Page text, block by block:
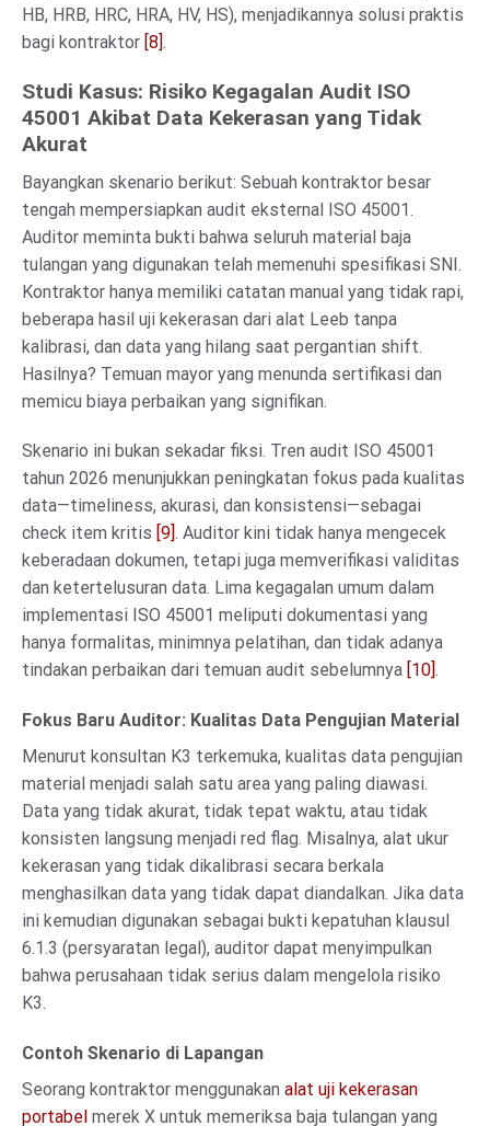
HB, HRB, HRC, HRA, HV, HS), menjadikannya solusi praktis
bagi kontraktor [8] .
Studi Kasus: Risiko Kegagalan Audit ISO
45001 Akibat Data Kekerasan yang Tidak
Akurat
Bayangkan skenario berikut: Sebuah kontraktor besar
tengah mempersiapkan audit eksternal ISO 45001.
Auditor meminta bukti bahwa seluruh material baja
tulangan yang digunakan telah memenuhi spesifikasi SNI.
Kontraktor hanya memiliki catatan manual yang tidak rapi,
beberapa hasil uji kekerasan dari alat Leeb tanpa
kalibrasi, dan data yang hilang saat pergantian shift.
Hasilnya? Temuan mayor yang menunda sertifikasi dan
memicu biaya perbaikan yang signifikan.
Skenario ini bukan sekadar fiksi. Tren audit ISO 45001
tahun 2026 menunjukkan peningkatan fokus pada kualitas
data—timeliness, akurasi, dan konsistensi—sebagai
check item kritis [9] . Auditor kini tidak hanya mengecek
keberadaan dokumen, tetapi juga memverifikasi validitas
dan ketertelusuran data. Lima kegagalan umum dalam
implementasi ISO 45001 meliputi dokumentasi yang
hanya formalitas, minimnya pelatihan, dan tidak adanya
tindakan perbaikan dari temuan audit sebelumnya [10] .
Fokus Baru Auditor: Kualitas Data Pengujian Material
Menurut konsultan K3 terkemuka, kualitas data pengujian
material menjadi salah satu area yang paling diawasi.
Data yang tidak akurat, tidak tepat waktu, atau tidak
konsisten langsung menjadi red flag. Misalnya, alat ukur
kekerasan yang tidak dikalibrasi secara berkala
menghasilkan data yang tidak dapat diandalkan. Jika data
ini kemudian digunakan sebagai bukti kepatuhan klausul
6.1.3 (persyaratan legal), auditor dapat menyimpulkan
bahwa perusahaan tidak serius dalam mengelola risiko
K3.
Contoh Skenario di Lapangan
Seorang kontraktor menggunakan alat uji kekerasan
portabel merek X untuk memeriksa baja tulangan yang